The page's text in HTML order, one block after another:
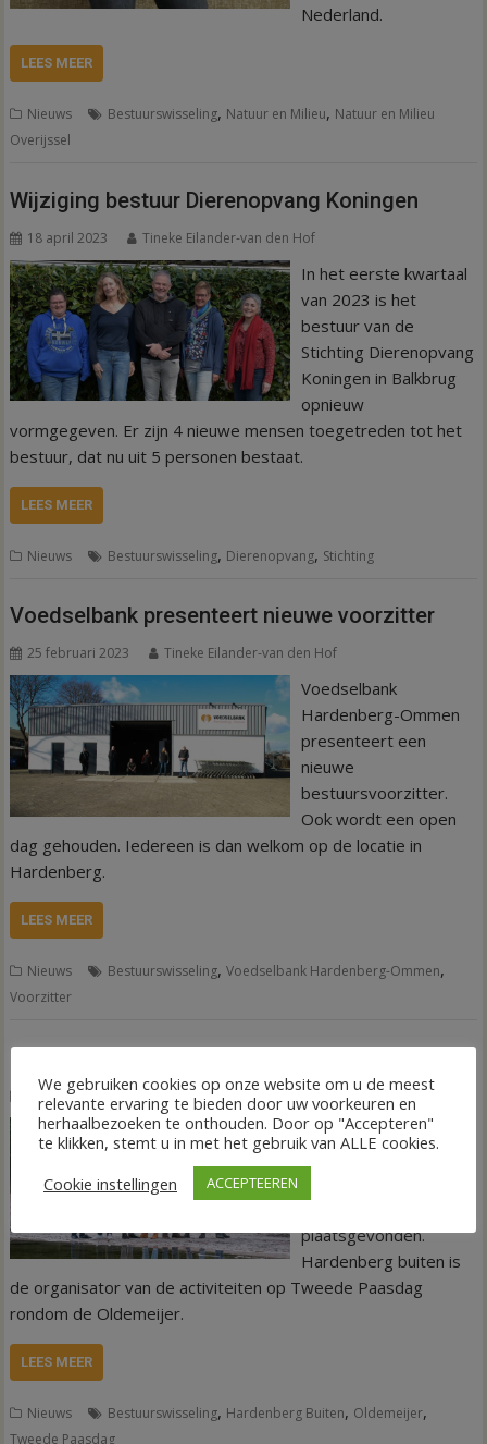
Nederland.
LEES MEER
Nieuws Bestuurswisseling, Natuur en Milieu, Natuur en Milieu
Overijssel
Wijziging bestuur Dierenopvang Koningen
18 april 2023 Tineke Eilander-van den Hof
In het eerste kwartaal
van 2023 is het
bestuur van de
Stichting Dierenopvang
Koningen in Balkbrug
opnieuw
vormgegeven. Er zijn 4 nieuwe mensen toegetreden tot het
bestuur, dat nu uit 5 personen bestaat.
LEES MEER
Nieuws Bestuurswisseling, Dierenopvang, Stichting
Voedselbank presenteert nieuwe voorzitter
25 februari 2023 Tineke Eilander-van den Hof
Voedselbank
Hardenberg-Ommen
presenteert een
nieuwe
bestuursvoorzitter.
Ook wordt een open
dag gehouden. Iedereen is dan welkom op de locatie in
Hardenberg.
LEES MEER
Nieuws Bestuurswisseling,Voedselbank Hardenberg-Ommen,
Voorzitter
Bestuurswisseling Hardenberg Buiten
8 oktober 2022 Tineke Eilander-van den Hof
Binnen het bestuur van
Hardenberg Buiten
plaatsgevonden.
Hardenberg buiten is
de organisator van de activiteiten op Tweede Paasdag
rondom de Oldemeijer.
LEES MEER
Nieuws Bestuurswisseling, Hardenberg Buiten, Oldemeijer,
Tweede Paasdag
We gebruiken cookies op onze website om u de meest
relevante ervaring te bieden door uw voorkeuren en
herhaalbezoeken te onthouden. Door op "Accepteren"
te klikken, stemt u in met het gebruik van ALLE cookies.
Cookie instellingen
ACCEPTEEREN